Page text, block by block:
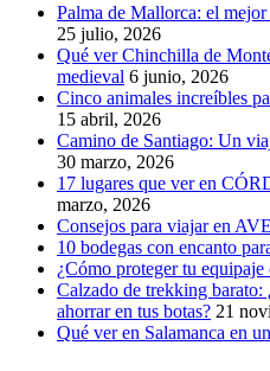
Palma de Mallorca: el
25 julio, 2026
Qué ver Chinchilla de
medieval 6 junio, 2026
Cinco animales increíbles
15 abril, 2026
Camino de Santiago: Un
30 marzo, 2026
17 lugares que ver en
marzo, 2026
Consejos para viajar en AVE
10 bodegas con encanto
¿Cómo proteger tu equipaje
Calzado de trekking barato:
ahorrar en tus botas? 21
Qué ver en Salamanca en